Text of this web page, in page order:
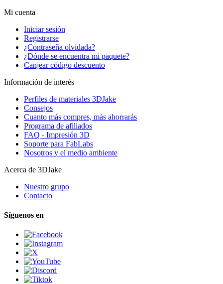
Mi cuenta
Iniciar sesión
Registrarse
¿Contraseña olvidada?
¿Dónde se encuentra mi paquete?
Canjear código descuento
Información de interés
Perfiles de materiales 3DJake
Consejos
Cuanto más compres, más ahorrarás
Programa de afiliados
FAQ - Impresión 3D
Soporte para FabLabs
Nosotros y el medio ambiente
Acerca de 3DJake
Nuestro grupo
Contacto
Síguenos en